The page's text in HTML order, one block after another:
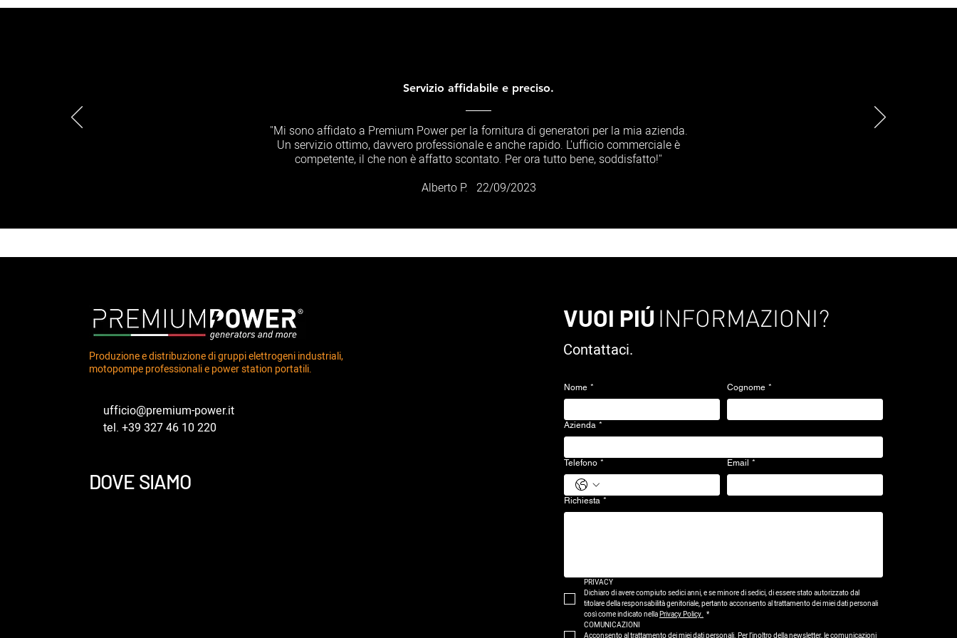
Servizio affidabile e preciso.
"Mi sono affidato a Premium Power per la fornitura di generatori per la mia azienda.
Un servizio ottimo, davvero professionale e anche rapido. L'ufficio commerciale è
competente, il che non è affatto scontato. Per ora tutto bene, soddisfatto!"
Alberto P. 22/09/2023
Produzione e distribuzione di gruppi elettrogeni industriali,
motopompe professionali e power station portatili.
ufficio@premium-power.it
tel. +39 327 46 10 220
DOVE SIAMO
VUOI PIÚ INFORMAZIONI?
Contattaci.
Nome * Cognome *
Azienda *
Telefono * Email *
Richiesta *
PRIVACY
Dichiaro di avere compiuto sedici anni, e se minore di sedici, di essere stato autorizzato dal
titolare della responsabilità genitoriale, pertanto acconsento al trattamento dei miei dati personali
così come indicato nella Privacy Policy. *
COMUNICAZIONI
Acconsento al trattamento dei miei dati personali. Per l’inoltro della newsletter, le comunicazioni